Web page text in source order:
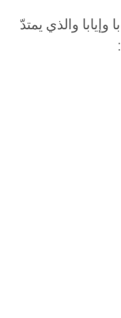
والذي يمتدّ